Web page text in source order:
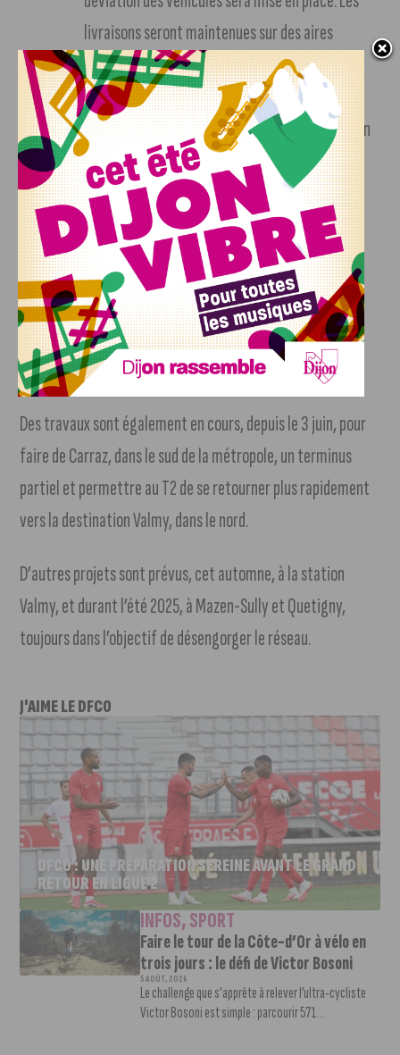
livraisons seront maintenues sur des aires
temporaires identifiées sur le lieu des travaux.
Phase 4, du 17 au 23 août: la circulation des
tramways reviendra à la normale mais la station
Foch Gare ne sera pas desservie.
Phase 5, à partir du 24 aout : la station Foch
Gare sera desservie.
Des bus de substitution seront proposés aux usagers pour
limiter les perturbations sur la circulation.
D’autres zones modifiées
Des travaux sont également en cours, depuis le 3 juin, pour
faire de Carraz, dans le sud de la métropole, un terminus
partiel et permettre au T2 de se retourner plus rapidement
vers la destination Valmy, dans le nord.
D’autres projets sont prévus, cet automne, à la station
Valmy, et durant l’été 2025, à Mazen-Sully et Quetigny,
toujours dans l’objectif de désengorger le réseau.
J'AIME LE DFCO
DFCO : UNE PRÉPARATION SEREINE AVANT LE GRAND
RETOUR EN LIGUE 2
INFOS,SPORT
Faire le tour de la Côte-d’Or à vélo en
trois jours : le défi de Victor Bosoni
5 AOÛT, 2026
Le challenge que s’apprête à relever l’ultra-cycliste
Victor Bosoni est simple : parcourir 571...